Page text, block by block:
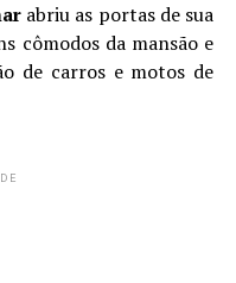
abriu as portas de sua
cômodos da mansão e
de carros e motos de